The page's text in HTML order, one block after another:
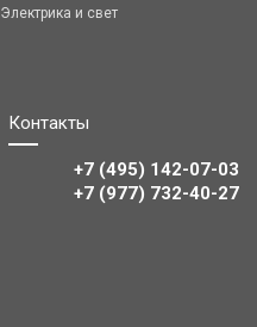
Электрика и свет
Контакты
+7 (495) 142-07-03
‎‎+7 (977) 732-40-27